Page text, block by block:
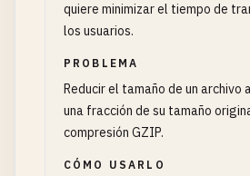
quiere minimizar el tiempo de
los usuarios.
PROBLEMA
Reducir el tamaño de un archivo
una fracción de su tamaño
compresión GZIP.
CÓMO USARLO